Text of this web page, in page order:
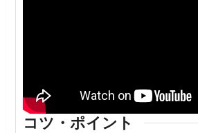
コツ・ポイント